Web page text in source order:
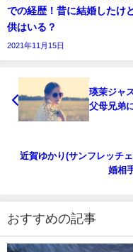
での経歴！昔に結婚したけ
供はいる？
2021年11月15日
瑛茉ジャ
父母兄弟
近賀ゆかり(サンフレッチ
婚相
おすすめの記事